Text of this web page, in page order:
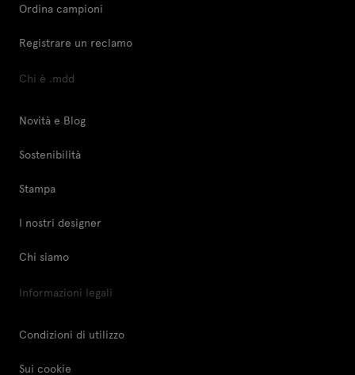
Ordina campioni
Registrare un reclamo
Chi è .mdd
Novità e Blog
Sostenibilità
Stampa
I nostri designer
Chi siamo
Informazioni legali
Condizioni di utilizzo
Sui cookie